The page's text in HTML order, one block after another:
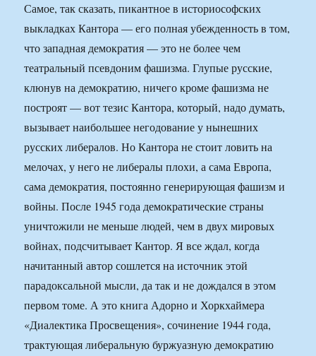
Самое, так сказать, пикантное в историософских
выкладках Кантора — его полная убежденность в том,
что западная демократия — это не более чем
театральный псевдоним фашизма. Глупые русские,
клюнув на демократию, ничего кроме фашизма не
построят — вот тезис Кантора, который, надо думать,
вызывает наибольшее негодование у нынешних
русских либералов. Но Кантора не стоит ловить на
мелочах, у него не либералы плохи, а сама Европа,
сама демократия, постоянно генерирующая фашизм и
войны. После 1945 года демократические страны
уничтожили не меньше людей, чем в двух мировых
войнах, подсчитывает Кантор. Я все ждал, когда
начитанный автор сошлется на источник этой
парадоксальной мысли, да так и не дождался в этом
первом томе. А это книга Адорно и Хоркхаймера
«Диалектика Просвещения», сочинение 1944 года,
трактующая либеральную буржуазную демократию